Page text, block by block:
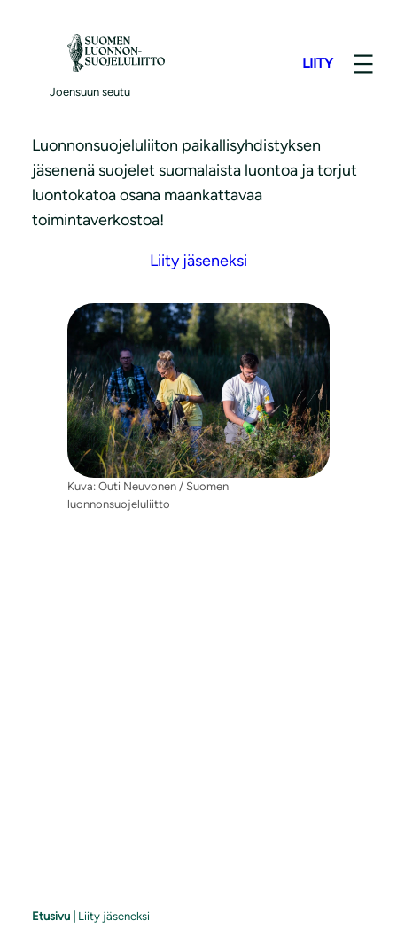
Joensuun seutu
LIITY
Kuva: Outi Neuvonen / Suomen
luonnonsuojeluliitto
Liity jäseneksi!
Luonnonsuojeluliiton paikallisyhdistyksen
jäsenenä suojelet suomalaista luontoa ja torjut
luontokatoa osana maankattavaa
toimintaverkostoa!
Liity jäseneksi
Etusivu Liity jäseneksi